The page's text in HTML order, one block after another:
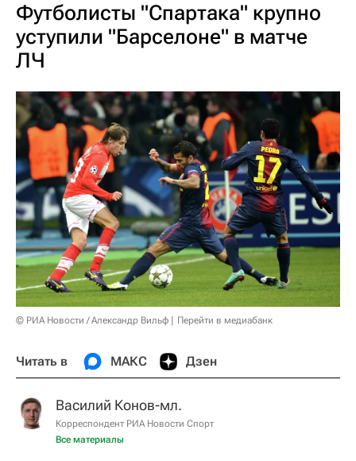
Футболисты "Спартака" крупно
уступили "Барселоне" в матче
ЛЧ
© РИА Новости / Александр Вильф Перейти в медиабанк
Читать в МАКС Дзен
Василий Конов-мл.
Корреспондент РИА Новости Спорт
Все материалы